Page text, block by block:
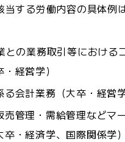
当する労働内容の具体例
との業務取引等における
経営学）
会計業務（大卒・経営学
売管理・需給管理などマ
・経済学、国際関係学）